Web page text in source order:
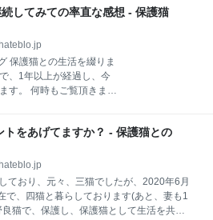
療費用は？ 術後の経過
19 病理検査の結果が届
にあるシコ
電動オモチャは受け入れ
～ 猫のおもちゃ 電動オ
、猫じゃらしタイプのお
れていたいので、良い反
を、BENTOPALに取り
はないか、と考えて試
購入して1年以上が経過
たかというと、 おもち
残念な
してみての率直な感想 - 保護猫
保護猫との生活を綴りま
、1年以上が経過し、今
す。 何時もご覧頂きまし
ログ投稿を続けられたの
回は、500記事を投稿し
ログ500記事到達！継続
ルーティンにうまく組み
やって集める？ いつまで
してみたいというのはあ
トをあげてますか？ - 保護猫との
ており、元々、三猫でしたが、2020年6月
で、四猫と暮らしております(あと、妻も1
猫で、保護し、保護猫として生活を共に